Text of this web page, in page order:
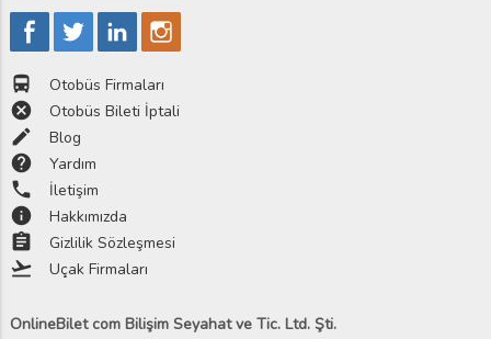
directions_bus Otobüs Firmaları
cancel Otobüs Bileti İptali
edit Blog
help Yardım
phone İletişim
info Hakkımızda
assignment Gizlilik Sözleşmesi
flight_takeoff Uçak Firmaları
OnlineBilet com Bilişim Seyahat ve Tic. Ltd. Şti.